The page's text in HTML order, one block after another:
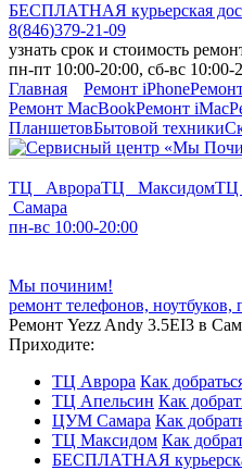
БЕСПЛАТНАЯ курьерская
8(846)379-21-09
узнать срок и стоимость
пн-пт 10:00-20:00, сб-вс 10:00-
Главная
Ремонт iPhone
Ремонт MacBookРемонт iMac
ПланшетовБытовой техники
ТЦ АврораТЦ МаксидомТЦ
Самара
пн-вс 10:00-20:00
Мы починим!
ремонт телефонов,
Ремонт Yezz Andy 3.5EI3 в
Приходите:
ТЦ Аврора Как
ТЦ Апельсин Как
ЦУМ Самара Как
ТЦ Максидом Как
БЕСПЛАТНАЯ